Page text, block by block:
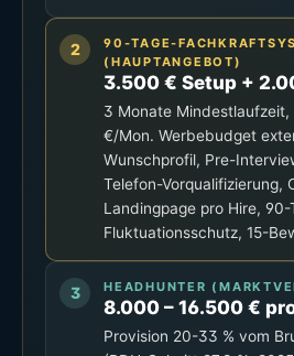
90-TAGE-
(HAUPTANGEBOT)
3.500 € Setup +
3 Monate Mindestlaufzeit,
€/Mon. Werbebudget
Wunschprofil, Pre-
Telefon-Vorqualifizierung,
Landingpage pro Hire, 90-
Fluktuationsschutz, 15-
HEADHUNTER
8.000 – 16.500 €
Provision 20-33 % vom